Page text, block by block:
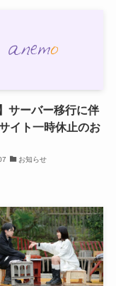
サーバー移行に伴
イト一時休止のお
お知らせ